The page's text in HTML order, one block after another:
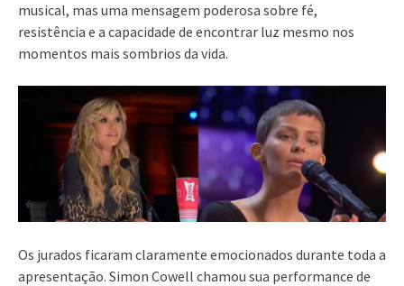
musical, mas uma mensagem poderosa sobre fé,
resistência e a capacidade de encontrar luz mesmo nos
momentos mais sombrios da vida.
Os jurados ficaram claramente emocionados durante toda a
apresentação. Simon Cowell chamou sua performance de